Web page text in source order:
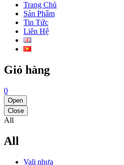
Trang Chủ
Sản Phẩm
Tin Tức
Liên Hệ
Giỏ hàng
0
Open
Close
All
All
Vali nhựa